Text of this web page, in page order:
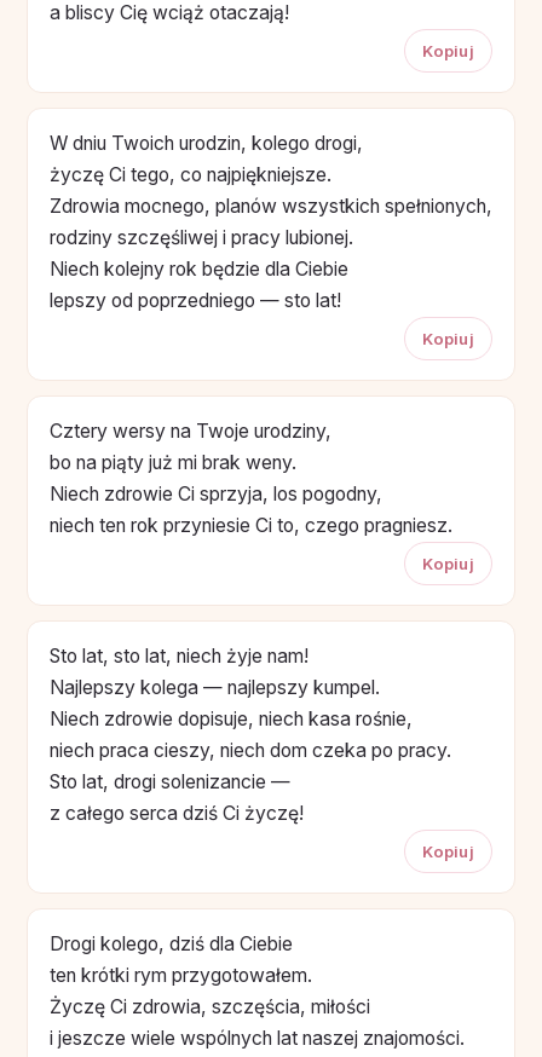
a bliscy Cię wciąż otaczają!
Kopiuj
W dniu Twoich urodzin, kolego drogi,
życzę Ci tego, co najpiękniejsze.
Zdrowia mocnego, planów wszystkich spełnionych,
rodziny szczęśliwej i pracy lubionej.
Niech kolejny rok będzie dla Ciebie
lepszy od poprzedniego — sto lat!
Kopiuj
Cztery wersy na Twoje urodziny,
bo na piąty już mi brak weny.
Niech zdrowie Ci sprzyja, los pogodny,
niech ten rok przyniesie Ci to, czego pragniesz.
Kopiuj
Sto lat, sto lat, niech żyje nam!
Najlepszy kolega — najlepszy kumpel.
Niech zdrowie dopisuje, niech kasa rośnie,
niech praca cieszy, niech dom czeka po pracy.
Sto lat, drogi solenizancie —
z całego serca dziś Ci życzę!
Kopiuj
Drogi kolego, dziś dla Ciebie
ten krótki rym przygotowałem.
Życzę Ci zdrowia, szczęścia, miłości
i jeszcze wiele wspólnych lat naszej znajomości.